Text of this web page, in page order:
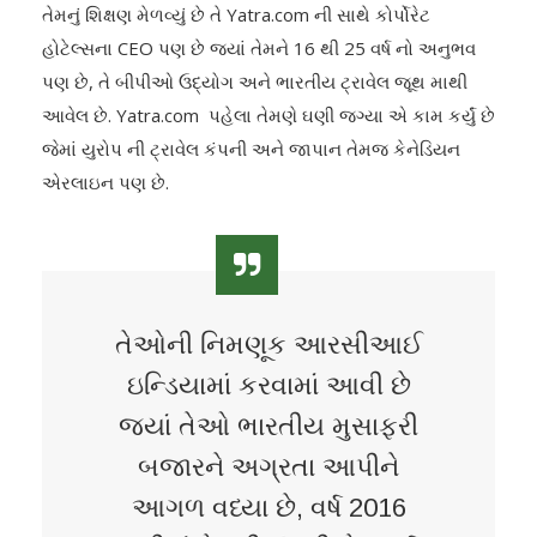
તેમનું શિક્ષણ મેળવ્યું છે તે Yatra.com ની સાથે કોર્પોરેટ
હોટેલ્સના CEO પણ છે જ્યાં તેમને 16 થી 25 વર્ષ નો અનુભવ
પણ છે, તે બીપીઓ ઉદ્યોગ અને ભારતીય ટ્રાવેલ જૂથ માથી
આવેલ છે. Yatra.com પહેલા તેમણે ઘણી જગ્યા એ કામ કર્યું છે
જેમાં યુરોપ ની ટ્રાવેલ કંપની અને જાપાન તેમજ કેનેડિયન
એરલાઇન પણ છે.
તેઓની નિમણૂક આરસીઆઈ
ઇન્ડિયામાં કરવામાં આવી છે
જ્યાં તેઓ ભારતીય મુસાફરી
બજારને અગ્રતા આપીને
આગળ વધ્યા છે, વર્ષ 2016